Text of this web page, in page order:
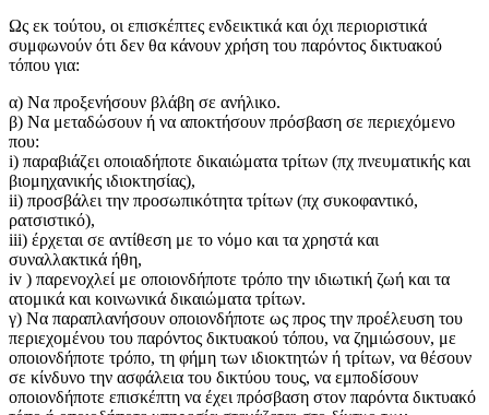
Ως εκ τούτου, οι επισκέπτες ενδεικτικά και όχι περιοριστικά
συμφωνούν ότι δεν θα κάνουν χρήση του παρόντος δικτυακού
τόπου για:
α) Να προξενήσουν βλάβη σε ανήλικο.
β) Να μεταδώσουν ή να αποκτήσουν πρόσβαση σε περιεχόμενο
που:
i) παραβιάζει οποιαδήποτε δικαιώματα τρίτων (πχ πνευματικής και
βιομηχανικής ιδιοκτησίας),
ii) προσβάλει την προσωπικότητα τρίτων (πχ συκοφαντικό,
ρατσιστικό),
iii) έρχεται σε αντίθεση με το νόμο και τα χρηστά και
συναλλακτικά ήθη,
iv ) παρενοχλεί με οποιονδήποτε τρόπο την ιδιωτική ζωή και τα
ατομικά και κοινωνικά δικαιώματα τρίτων.
γ) Να παραπλανήσουν οποιονδήποτε ως προς την προέλευση του
περιεχομένου του παρόντος δικτυακού τόπου, να ζημιώσουν, με
οποιονδήποτε τρόπο, τη φήμη των ιδιοκτητών ή τρίτων, να θέσουν
σε κίνδυνο την ασφάλεια του δικτύου τους, να εμποδίσουν
οποιονδήποτε επισκέπτη να έχει πρόσβαση στον παρόντα δικτυακό